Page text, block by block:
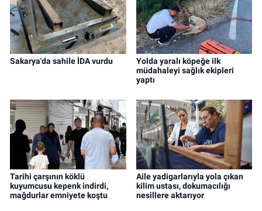
Sakarya'da sahile İDA vurdu
Yolda yaralı köpeğe ilk
müdahaleyi sağlık ekipleri
yaptı
Tarihi çarşının köklü
kuyumcusu kepenk indirdi,
mağdurlar emniyete koştu
Aile yadigarlarıyla yola çıkan
kilim ustası, dokumacılığı
nesillere aktarıyor